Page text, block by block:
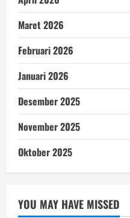
Maret 2026
Februari 2026
Januari 2026
Desember 2025
November 2025
Oktober 2025
YOU MAY HAVE MISSED